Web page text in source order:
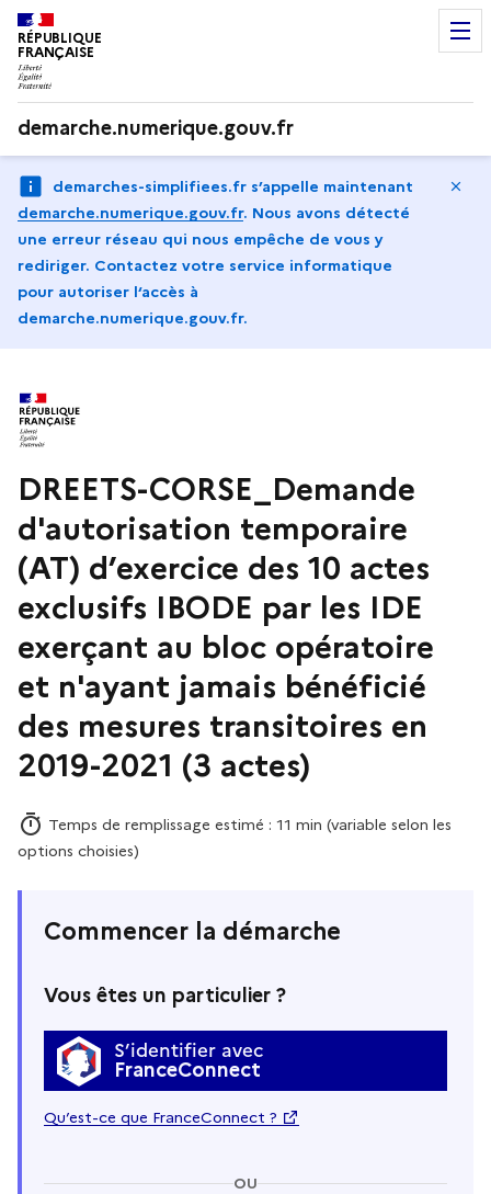
RÉPUBLIQUE
FRANÇAISE
demarche.numerique.gouv.fr
demarches-simplifiees.fr s’appelle maintenant
demarche.numerique.gouv.fr. Nous avons détecté
une erreur réseau qui nous empêche de vous y
rediriger. Contactez votre service informatique
pour autoriser l‘accès à
demarche.numerique.gouv.fr.
DREETS-CORSE_Demande
d'autorisation temporaire
(AT) d’exercice des 10 actes
exclusifs IBODE par les IDE
exerçant au bloc opératoire
et n'ayant jamais bénéficié
des mesures transitoires en
2019-2021 (3 actes)
Temps de remplissage estimé : 11 min (variable selon les
options choisies)
Commencer la démarche
Vous êtes un particulier ?
S’identifier avec
FranceConnect
Qu’est-ce que FranceConnect ?
OU